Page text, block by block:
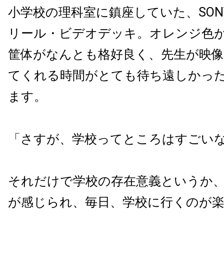
小学校の理科室に鎮座していた、
リール・ビデオデッキ。オレンジ色
筐体がなんとも格好良く、先生が映
てくれる時間がとても待ち遠しかっ
ます。
「さすが、学校ってところはすごい
それだけで学校の存在意義というか
が感じられ、毎日、学校に行くのが